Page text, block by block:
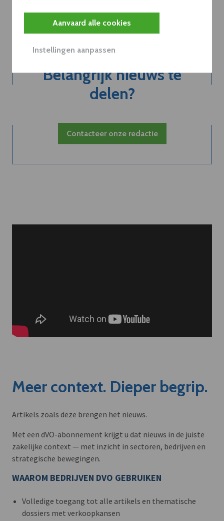
Aanvaard alle cookies
Instellingen aanpassen
Belangrijk nieuws te
delen?
Contacteer onze redactie
Meer context. Dieper begrip.
Artikels zoals deze brengen het nieuws.
Met een dVO-abonnement krijgt u dat nieuws in de juiste
zakelijke context — met inzicht in sectoren, bedrijven en
strategische bewegingen.
WAAROM BEDRIJVEN DVO GEBRUIKEN
Volledige toegang tot alle artikels en thematische
dossiers met verkoopkansen